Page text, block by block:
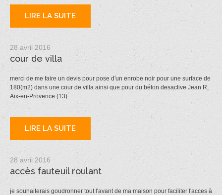
LIRE LA SUITE
28 avril 2016
cour de villa
merci de me faire un devis pour pose d'un enrobe noir pour une surface de
180(m2) dans une cour de villa ainsi que pour du béton desactive Jean R,
Aix-en-Provence (13)
LIRE LA SUITE
28 avril 2016
accès fauteuil roulant
je souhaiterais goudronner tout l'avant de ma maison pour faciliter l'acces à